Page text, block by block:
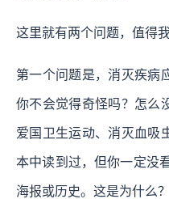
这里就有两个问题，值得我
第一个问题是，消灭疾病
你不会觉得奇怪吗？怎么
爱国卫生运动、消灭血吸
本中读到过，但你一定没
海报或历史。这是为什么？